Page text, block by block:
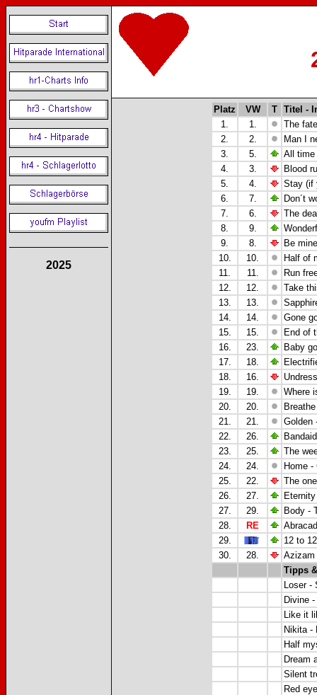
2025
Platz VW T Titel -
1.
1.
The
2.
2.
Man I
3.
5.
All time
4.
3.
Blood
5.
4.
Stay (if
6.
7.
Don´t
7.
6.
The
8.
9.
9.
8.
Be
10.
10.
Half of
11.
11.
Run
12.
12.
Take
13.
13.
14.
14.
Gone
15.
15.
End of
16.
23.
Baby
17.
18.
18.
16.
19.
19.
Where
20.
20.
21.
21.
Golden
22.
26.
23.
25.
The
24.
24.
Home
25.
22.
The
26.
27.
27.
29.
Body -
28.
RE
29.
12 to
30.
28.
Azizam
Tipps
Loser -
Divine
Like it
Nikita -
Half
Dream
Silent
Red